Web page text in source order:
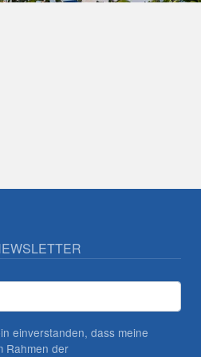
einverstanden, dass meine
Rahmen der